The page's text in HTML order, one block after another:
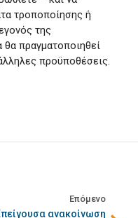
τροποποίησης ή
της
πραγματοποιηθεί
προϋποθέσεις.
Επόμενο
ανακοίνωση